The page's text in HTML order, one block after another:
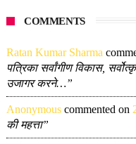
COMMENTS
Ratan Kumar Sharma
पत्रिका सर्वांगीण विकास,
उजागर करने…”
Anonymouscommented on
की महत्ता”